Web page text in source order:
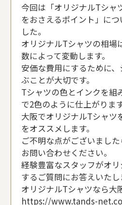
今回は「オリジナルTシャ
をおさえるポイント」に
した。
オリジナルTシャツの相場
数によって変動します。
安価な費用にするために
ぶことが大切です。
Tシャツの色とインクを組
で2色のように仕上がります
大阪でオリジナルTシャツ
をオススメします。
ご不明な点がございまし
お問い合わせください。
経験豊富なスタッフがオ
するご質問にお答えいたし
オリジナルTシャツなら大
https://www.tands-